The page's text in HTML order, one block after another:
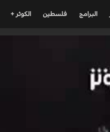
البرامج فلسطين الكوثر +